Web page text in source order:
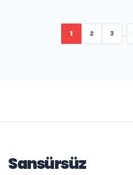
1 2 3 ...
Sansürsüz